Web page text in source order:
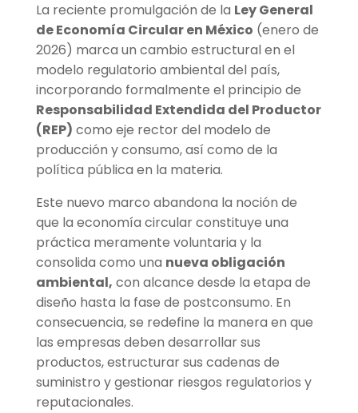
La reciente promulgación de la Ley General
de Economía Circular en México (enero de
2026) marca un cambio estructural en el
modelo regulatorio ambiental del país,
incorporando formalmente el principio de
Responsabilidad Extendida del Productor
(REP) como eje rector del modelo de
producción y consumo, así como de la
política pública en la materia.
Este nuevo marco abandona la noción de
que la economía circular constituye una
práctica meramente voluntaria y la
consolida como una nueva obligación
ambiental, con alcance desde la etapa de
diseño hasta la fase de postconsumo. En
consecuencia, se redefine la manera en que
las empresas deben desarrollar sus
productos, estructurar sus cadenas de
suministro y gestionar riesgos regulatorios y
reputacionales.